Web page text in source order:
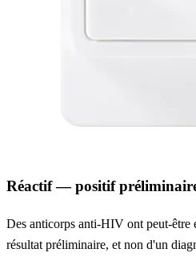
Réactif — positif
Des anticorps anti-HIV ont peut-être
résultat préliminaire, et non d'un